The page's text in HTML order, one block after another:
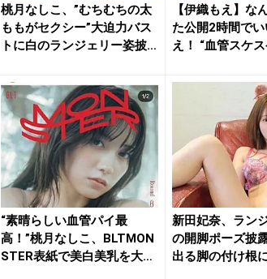
桃月なしこ、”むちむちの太
ももがセクシー”大迫力バス
トに白のランジェリー姿披
【伊織もえ】な
た公開2時間で
え！ “血管スケ
“素晴らしい血管パイ最
高！”桃月なしこ、BLTMON
STER表紙で美白美乳を大
新田妃奈、ラン
の開脚ポーズ披
出る脚の付け根